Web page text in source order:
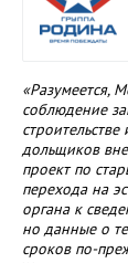
«Разумеется,
соблюдение
дольщиков вне
проект по
перехода на
органа к
но данные о
сроков по-